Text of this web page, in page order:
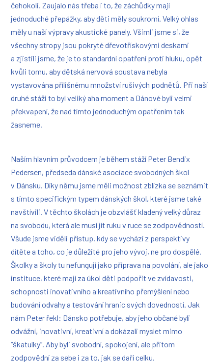
čehokoli. Zaujalo nás třeba i to, že záchůdky mají
jednoduché přepážky, aby děti měly soukromí. Velký ohlas
měly u naší výpravy akustické panely. Všimli jsme si, že
všechny stropy jsou pokryté dřevotřískovými deskami
a zjistili jsme, že je to standardní opatření proti hluku, opět
kvůli tomu, aby dětská nervová soustava nebyla
vystavována přílišnému množství rušivých podnětů. Při naší
druhé stáži to byl veliký aha moment a Dánové byli velmi
překvapení, že nad tímto jednoduchým opatřením tak
žasneme.
Naším hlavním průvodcem je během stáží Peter Bendix
Pedersen, předseda dánské asociace svobodných škol
v Dánsku. Díky němu jsme měli možnost zblízka se seznámit
s tímto specifickým typem dánských škol, které jsme také
navštívili. V těchto školách je obzvlášť kladený velký důraz
na svobodu, která ale musí jít ruku v ruce se zodpovědností.
Všude jsme viděli přístup, kdy se vychází z perspektivy
dítěte a toho, co je důležité pro jeho vývoj, ne pro dospělé.
Školky a školy tu nefungují jako příprava na povolání, ale jako
instituce, které mají za úkol děti podpořit ve zvídavosti,
schopnosti inovativního a kreativního přemýšlení nebo
budování odvahy a testování hranic svých dovedností.Jak
nám Peter řekl: Dánsko potřebuje, aby jeho občané byli
odvážní, inovativní, kreativní a dokázali myslet mimo
“škatulky”. Aby byli svobodní, spokojení, ale přitom
zodpovědní za sebe i za to, jak se daří celku.